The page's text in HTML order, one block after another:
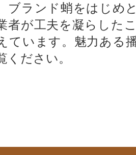
ブランド蛸をはじめ
者が工夫を凝らした
ています。魅力ある
ください。